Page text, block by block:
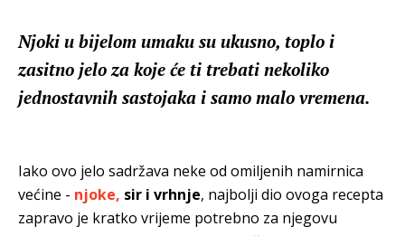
Njoki u bijelom umaku su ukusno, toplo i
zasitno jelo za koje će ti trebati nekoliko
jednostavnih sastojaka i samo malo vremena.
Iako ovo jelo sadržava neke od omiljenih namirnica
većine - njoke, sir i vrhnje, najbolji dio ovoga recepta
zapravo je kratko vrijeme potrebno za njegovu